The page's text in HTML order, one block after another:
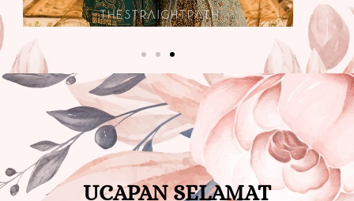
UCAPAN SELAMAT